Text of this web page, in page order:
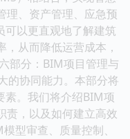
理、资产管理、应急预
以更直观地了解建筑
从而降低运营成本，
部分：BIM项目管理与
的协同能力。本部分将
素。我们将介绍BIM项
责，以及如何建立高效
型审查、质量控制、